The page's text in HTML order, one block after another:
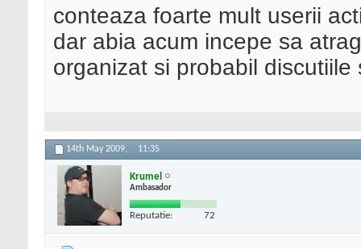
conteaza foarte mult userii
dar abia acum incepe sa
organizat si probabil
14th May 2009, 11:35
Krumel
Ambasador
Reputatie: 72